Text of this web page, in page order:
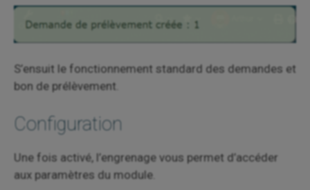
S’ensuit le fonctionnement standard des demandes et
bon de prélèvement.
Configuration
Une fois activé, l’engrenage vous permet d’accéder
aux paramètres du module.